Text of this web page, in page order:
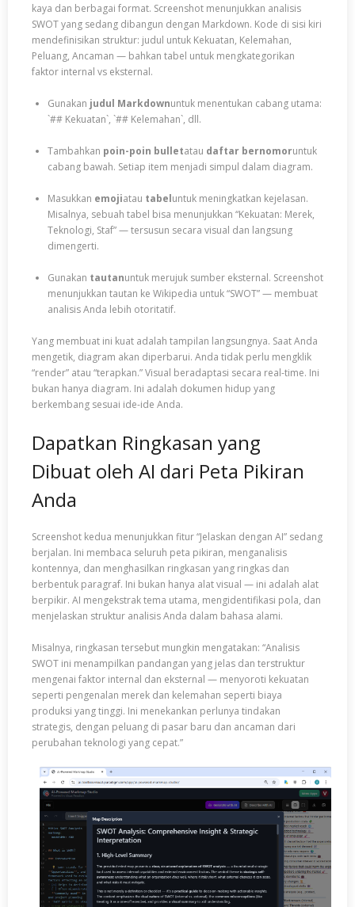
kaya dan berbagai format. Screenshot menunjukkan analisis
SWOT yang sedang dibangun dengan Markdown. Kode di sisi kiri
mendefinisikan struktur: judul untuk Kekuatan, Kelemahan,
Peluang, Ancaman — bahkan tabel untuk mengkategorikan
faktor internal vs eksternal.
Gunakan judul Markdownuntuk menentukan cabang utama:
`## Kekuatan`, `## Kelemahan`, dll.
Tambahkan poin-poin bulletatau daftar bernomoruntuk
cabang bawah. Setiap item menjadi simpul dalam diagram.
Masukkan emojiatau tabeluntuk meningkatkan kejelasan.
Misalnya, sebuah tabel bisa menunjukkan “Kekuatan: Merek,
Teknologi, Staf” — tersusun secara visual dan langsung
dimengerti.
Gunakan tautanuntuk merujuk sumber eksternal. Screenshot
menunjukkan tautan ke Wikipedia untuk “SWOT” — membuat
analisis Anda lebih otoritatif.
Yang membuat ini kuat adalah tampilan langsungnya. Saat Anda
mengetik, diagram akan diperbarui. Anda tidak perlu mengklik
“render” atau “terapkan.” Visual beradaptasi secara real-time. Ini
bukan hanya diagram. Ini adalah dokumen hidup yang
berkembang sesuai ide-ide Anda.
Dapatkan Ringkasan yang
Dibuat oleh AI dari Peta Pikiran
Anda
Screenshot kedua menunjukkan fitur “Jelaskan dengan AI” sedang
berjalan. Ini membaca seluruh peta pikiran, menganalisis
kontennya, dan menghasilkan ringkasan yang ringkas dan
berbentuk paragraf. Ini bukan hanya alat visual — ini adalah alat
berpikir. AI mengekstrak tema utama, mengidentifikasi pola, dan
menjelaskan struktur analisis Anda dalam bahasa alami.
Misalnya, ringkasan tersebut mungkin mengatakan: “Analisis
SWOT ini menampilkan pandangan yang jelas dan terstruktur
mengenai faktor internal dan eksternal — menyoroti kekuatan
seperti pengenalan merek dan kelemahan seperti biaya
produksi yang tinggi. Ini menekankan perlunya tindakan
strategis, dengan peluang di pasar baru dan ancaman dari
perubahan teknologi yang cepat.”